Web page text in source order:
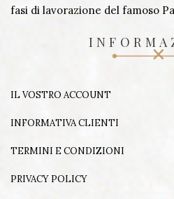
fasi di lavorazione del famoso
IL VOSTRO ACCOUNT
INFORMATIVA CLIENTI
TERMINI E CONDIZIONI
PRIVACY POLICY